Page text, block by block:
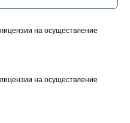
на осуществление
на осуществление